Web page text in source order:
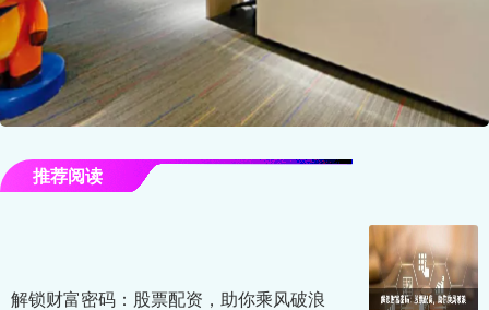
推荐阅读
解锁财富密码：股票配资，助你乘风破浪